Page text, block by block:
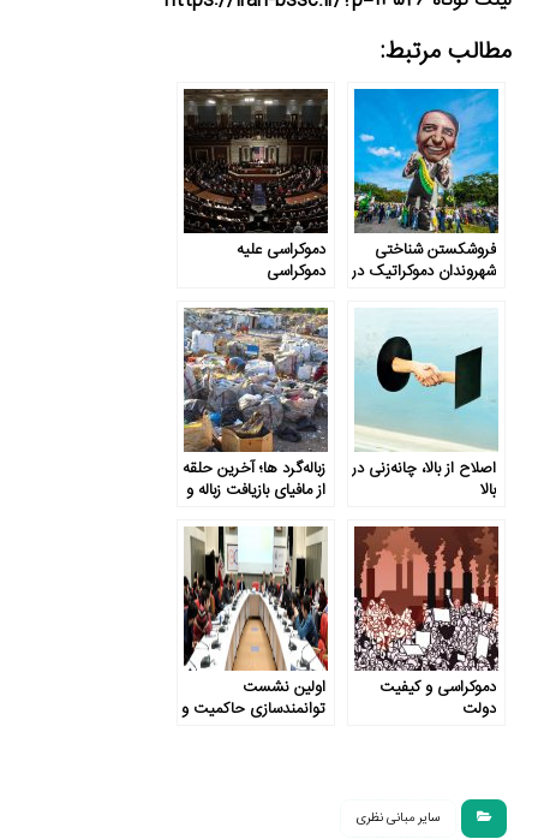
مطالب مرتبط:
فروشکستن شناختی
شهروندان دموکراتیک در
دموکراسی علیه
دموکراسی
اصلاح از بالا، چانه‌زنی در
بالا
زباله‌گرد ها؛ آخرین حلقه
از مافیای بازیافت زباله و
دموکراسی و کیفیت
دولت
اولین نشست
توانمندسازی حاکمیت و
سایر مبانی نظری